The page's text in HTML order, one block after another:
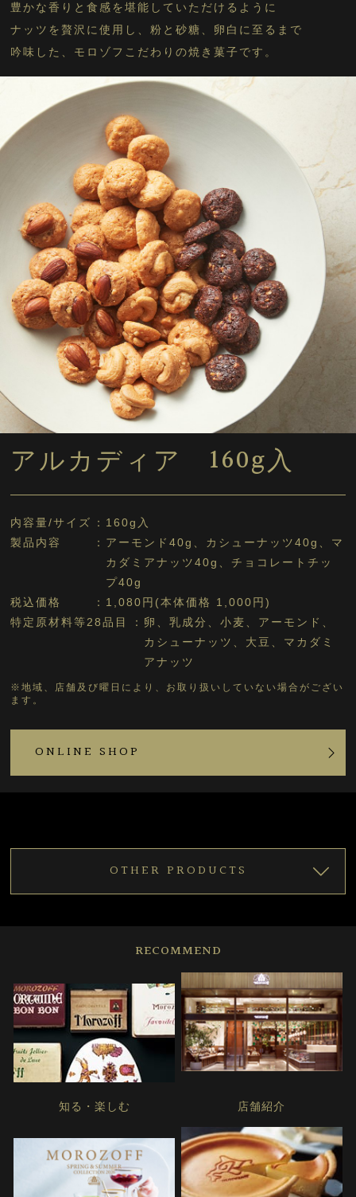
豊かな香りと食感を堪能していただけるように
ナッツを贅沢に使用し、粉と砂糖、卵白に至るまで
吟味した、モロゾフこだわりの焼き菓子です。
アルカディア 160g入
内容量/サイズ
160g入
製品内容
アーモンド40g、カシューナッツ40g、マ
カダミアナッツ40g、チョコレートチッ
プ40g
税込価格
1,080円(本体価格 1,000円)
特定原材料等28品目
卵、乳成分、小麦、アーモンド、
カシューナッツ、大豆、マカダミ
アナッツ
※地域、店舗及び曜日により、お取り扱いしていない場合がござい
ます。
ONLINE SHOP
OTHER PRODUCTS
RECOMMEND
知る・楽しむ 店舗紹介